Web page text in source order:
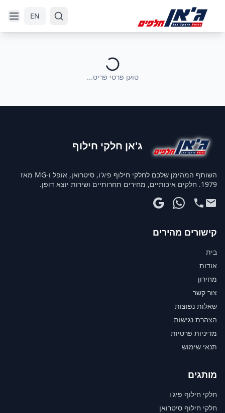
EN
טוען פרטי פריט...
ג'אן חלקי חילוף
השותף המהימן שלכם לחלקי חילוף פיג'ו, סיטרואן, אופל ו-MG מאז
1979. חלקים איכותיים, מחירים תחרותיים ושירות יוצא דופן.
קישורים מהירים
בית
אודות
מחירון
צור קשר
שאלות נפוצות
הצהרת נגישות
מדיניות פרטיות
תנאי שימוש
מותגים
חלקי חילוף פיג'ו
חלקי חילוף סיטרואן